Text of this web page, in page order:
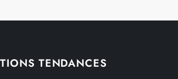
TENDANCES